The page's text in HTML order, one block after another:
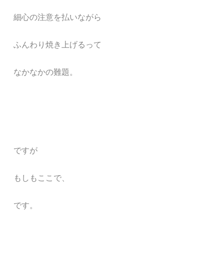
細心の注意を払いながら
ふんわり焼き上げるって
なかなかの難題。
ですが
もしもここで、
です。